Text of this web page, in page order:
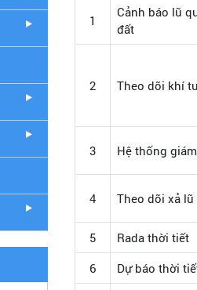
1
Cảnh báo lũ
đất
2 Theo dõi khí
3 Hệ thống
4 Theo dõi xả lũ
5
Rada thời tiết
6
Dự báo thời